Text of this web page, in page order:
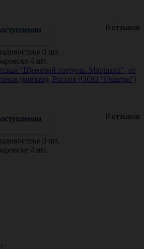
0 отзывов
0 шт.
4 шт.
"Щенячий патруль. Маршалл", от
(мягкая), Россия (ООО "Орапро")
0 отзывов
0 шт.
4 шт.